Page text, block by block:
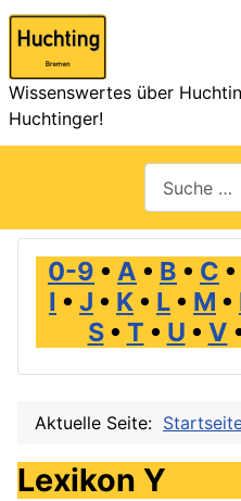
Wissenswertes über
Huchtinger!
0-9 • A • B • C •
I • J • K • L • M •
S• T • U • V
Aktuelle Seite:
Lexikon Y